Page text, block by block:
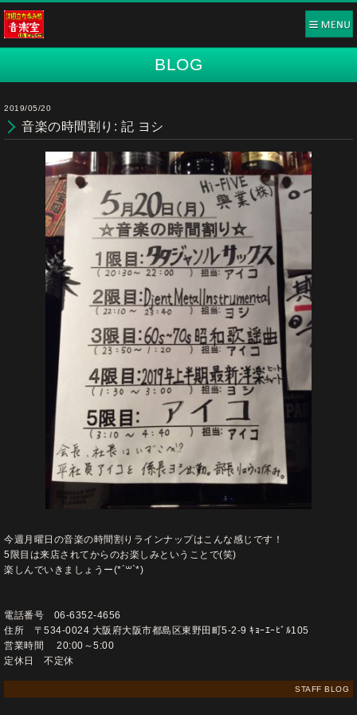
BLOG
2019/05/20
音楽の時間割り: 記 ヨシ
今週月曜日の音楽の時間割りラインナップはこんな感じです！
5限目は来店されてからのお楽しみということで(笑)
楽しんでいきましょうー(*´꒳`*)
電話番号 06-6352-4656
住所 〒534-0024 大阪府大阪市都島区東野田町5-2-9 ｷｮｰｴｰﾋﾞﾙ105
営業時間 20:00～5:00
定休日 不定休
STAFF BLOG